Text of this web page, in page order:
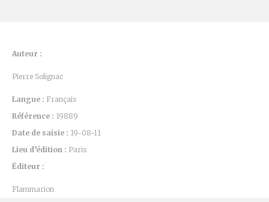
Auteur :
Pierre Solignac
Langue : Français
Référence : 19889
Date de saisie : 19-08-11
Lieu d’édition : Paris
Éditeur :
Flammarion